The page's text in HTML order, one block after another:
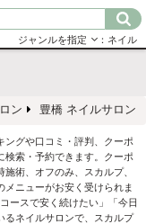
ジャンルを指定 ：ネイル
ン 豊橋 ネイルサロン
ングや口コミ・評判、クーポ
検索・予約できます。クーポ
術、オフのみ、スカルプ、
ニューがお安く受けられま
ースで安く続けたい」「今日
るネイルサロンで、スカルプ